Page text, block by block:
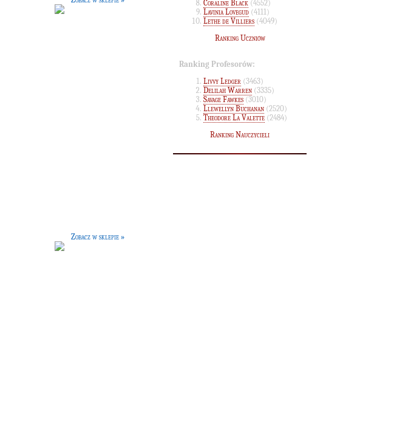
Zobacz w sklepie »
Coraline Black (4552)
Lavinia Lovegud (4111)
Lethe de Villiers (4049)
Ranking Uczniów
Ranking Profesorów:
Livvy Ledger (3463)
Delilah Warren (3335)
Savage Fawkes (3010)
Llewellyn Buchanan (2520)
Theodore La Valette (2484)
Ranking Nauczycieli